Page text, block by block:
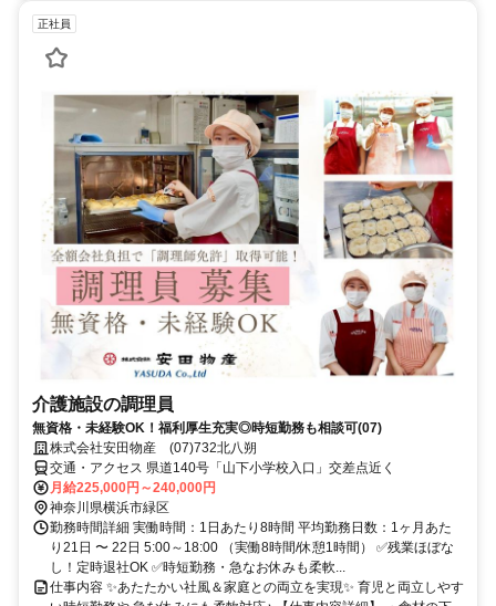
正社員
介護施設の調理員
無資格・未経験OK！福利厚生充実◎時短勤務も相談可(07)
株式会社安田物産 (07)732北八朔
交通・アクセス 県道140号「山下小学校入口」交差点近く
月給225,000円～240,000円
神奈川県横浜市緑区
勤務時間詳細 実働時間：1日あたり8時間 平均勤務日数：1ヶ月あた
り21日 〜 22日 5:00～18:00 （実働8時間/休憩1時間） ✅残業ほぼな
し！定時退社OK ✅時短勤務・急なお休みも柔軟...
仕事内容 ✨あたたかい社風＆家庭との両立を実現✨ 育児と両立しやす